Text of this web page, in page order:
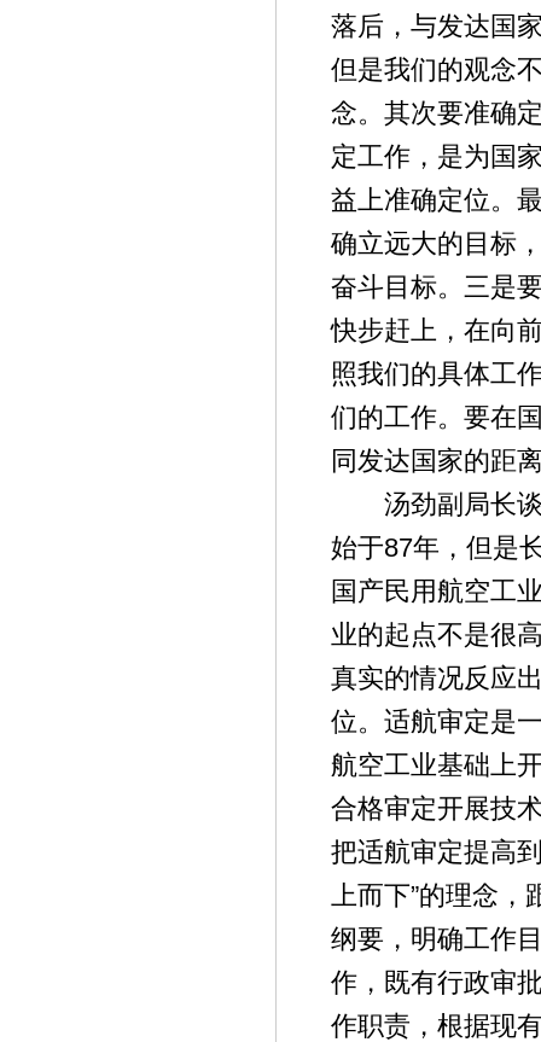
落后，与发达国
但是我们的观念
念。其次要准确
定工作，是为国
益上准确定位。
确立远大的目标
奋斗目标。三是
快步赶上，在向
照我们的具体工
们的工作。要在
同发达国家的距
汤劲副局长谈
始于87年，但是
国产民用航空工
业的起点不是很
真实的情况反应
位。适航审定是
航空工业基础上
合格审定开展技
把适航审定提高
上而下”的理念，
纲要，明确工作
作，既有行政审
作职责，根据现